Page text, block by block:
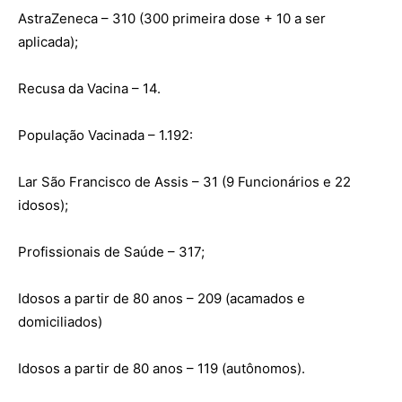
AstraZeneca – 310 (300 primeira dose + 10 a ser
aplicada);
Recusa da Vacina – 14.
População Vacinada – 1.192:
Lar São Francisco de Assis – 31 (9 Funcionários e 22
idosos);
Profissionais de Saúde – 317;
Idosos a partir de 80 anos – 209 (acamados e
domiciliados)
Idosos a partir de 80 anos – 119 (autônomos).